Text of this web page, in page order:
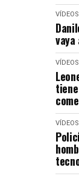
VÍDEOS
VÍDEOS
VÍDEOS